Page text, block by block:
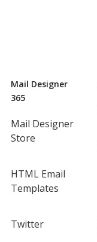
Mail Designer
365
Mail Designer
Store
HTML Email
Templates
Twitter